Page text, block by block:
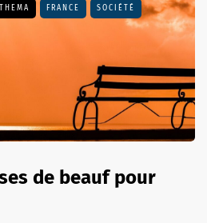
FRANCE SOCIÉTÉ
de beauf pour